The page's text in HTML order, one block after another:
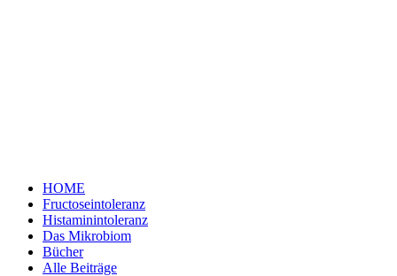
HOME
Fructoseintoleranz
Histaminintoleranz
Das Mikrobiom
Bücher
Alle Beiträge